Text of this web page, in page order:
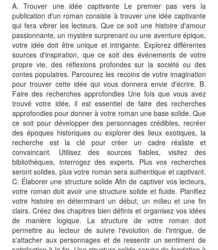
A. Trouver une idée captivante Le premier pas vers la
publication d'un roman consiste à trouver une idée captivante
qui fera vibrer les lecteurs. Que ce soit une histoire d'amour
passionnante, un mystère surprenant ou une aventure épique,
votre idée doit être unique et intrigante. Explorez différentes
sources d'inspiration, que ce soit des événements de votre
propre vie, des réflexions profondes sur la société ou des
contes populaires. Parcourez les recoins de votre imagination
pour trouver cette idée qui vous donnera envie d'écrire. B.
Faire des recherches approfondies Une fois que vous avez
trouvé votre idée, il est essentiel de faire des recherches
approfondies pour donner à votre roman une base solide. Que
ce soit pour développer des personnages crédibles, recréer
des époques historiques ou explorer des lieux exotiques, la
recherche est la clé pour créer un cadre réaliste et
convaincant. Utilisez des sources fiables, visitez des
bibliothèques, interrogez des experts. Plus vos recherches
seront solides, plus votre roman sera authentique et captivant.
C. Élaborer une structure solide Afin de captiver vos lecteurs,
votre roman doit avoir une structure solide et fluide. Planifiez
votre histoire en déterminant un début, un milieu et une fin
clairs. Créez des chapitres bien définis et organisez vos idées
de manière logique. La structure de votre roman doit
permettre au lecteur de suivre l'évolution de l'intrigue, de
s'attacher aux personnages et de ressentir un sentiment de